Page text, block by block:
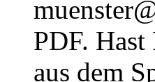
PDF.
aus dem